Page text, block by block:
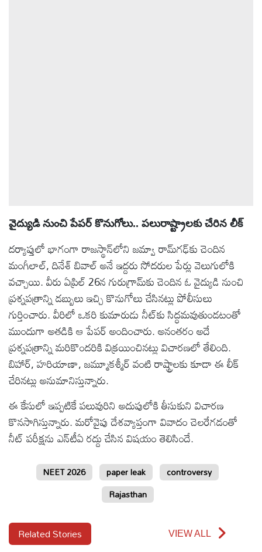
వైద్యుడి నుంచి పేపర్‌ కొనుగోలు.. పలురాష్ట్రాలకు చేరిన లీక్‌
దర్యాప్తులో భాగంగా రాజస్థాన్‌లోని జమ్వా రామ్‌గఢ్‌కు చెందిన
మంగీలాల్‌, దినేశ్‌ బివాల్‌ అనే ఇద్దరు సోదరుల పేర్లు వెలుగులోకి
వచ్చాయి. వీరు ఏప్రిల్‌ 26న గురుగ్రామ్‌కు చెందిన ఓ వైద్యుడి నుంచి
ప్రశ్నపత్రాన్ని డబ్బులు ఇచ్చి కొనుగోలు చేసినట్లు పోలీసులు
గుర్తించారు. వీరిలో ఒకరి కుమారుడు నీట్‌కు సిద్ధమవుతుండటంతో
ముందుగా అతడికి ఆ పేపర్‌ అందించారు. అనంతరం అదే
ప్రశ్నపత్రాన్ని మరికొందరికి విక్రయించినట్లు విచారణలో తేలింది.
బిహార్‌, హరియాణా, జమ్మూకశ్మీర్‌ వంటి రాష్ట్రాలకు కూడా ఈ లీక్‌
చేరినట్లు అనుమానిస్తున్నారు.
ఈ కేసులో ఇప్పటికే పలువురిని అదుపులోకి తీసుకుని విచారణ
కొనసాగిస్తున్నారు. మరోవైపు దేశవ్యాప్తంగా వివాదం చెలరేగడంతో
నీట్‌ పరీక్షను ఎన్‌టీఏ రద్దు చేసిన విష‌యం తెలిసిందే.
NEET 2026 paper leak
controversy
Rajasthan
Related Stories VIEW ALL